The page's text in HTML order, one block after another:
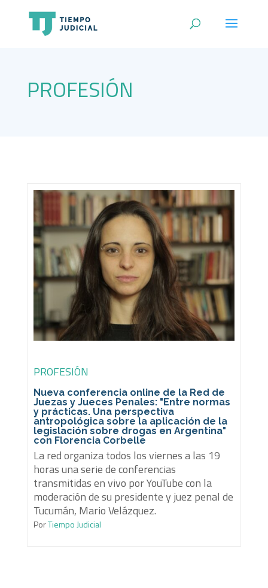
PROFESIÓN
PROFESIÓN
Nueva conferencia online de la Red de
Juezas y Jueces Penales: "Entre normas
y prácticas. Una perspectiva
antropológica sobre la aplicación de la
legislación sobre drogas en Argentina"
con Florencia Corbelle
La red organiza todos los viernes a las 19
horas una serie de conferencias
transmitidas en vivo por YouTube con la
moderación de su presidente y juez penal de
Tucumán, Mario Velázquez.
PorTiempo Judicial